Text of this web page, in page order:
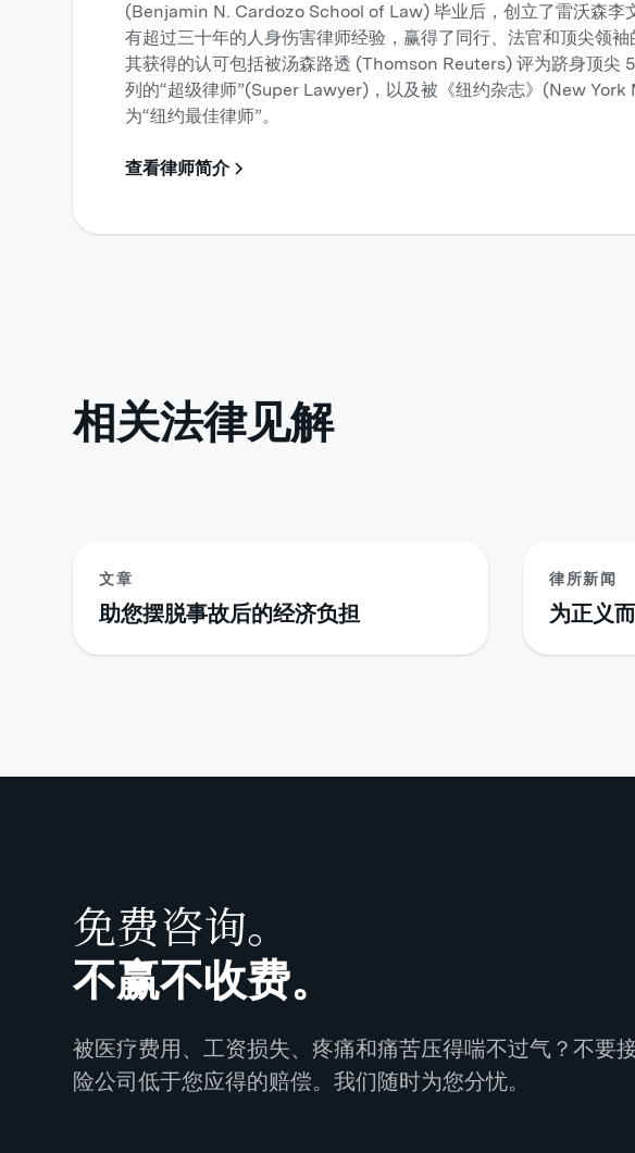
(Benjamin N. Cardozo School of Law) 毕业后，创立了雷沃森李
有超过三十年的人身伤害律师经验，赢得了同行、法官和顶尖领袖
其获得的认可包括被汤森路透 (Thomson Reuters) 评为跻身顶尖
列的“超级律师”(Super Lawyer)，以及被《纽约杂志》(New
为“纽约最佳律师”。
查看律师简介
相关法律见解
文章
助您摆脱事故后的经济负担
律所新闻
为正义
免费咨询。
不赢不收费。
被医疗费用、工资损失、疼痛和痛苦压得喘不过气？不要
险公司低于您应得的赔偿。我们随时为您分忧。